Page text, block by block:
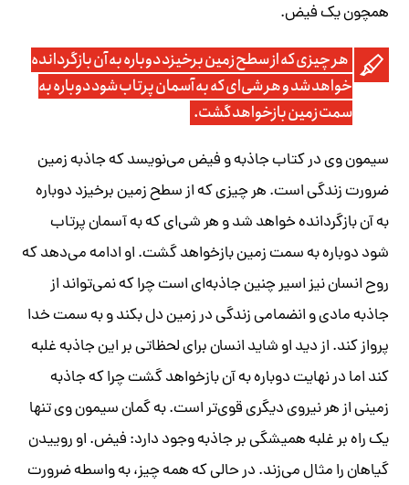
همچون یک فیض.
هر چیزی که از سطح زمین برخیزد دوباره به آن بازگردانده
خواهد شد و هر شی‌ای که به آسمان پرتاب شود دوباره به
سمت زمین بازخواهد گشت.
سیمون وی در کتاب جاذبه و فیض می‌نویسد که جاذبه زمین
ضرورت زندگی است. هر چیزی که از سطح زمین برخیزد دوباره
به آن بازگردانده خواهد شد و هر شی‌ای که به آسمان پرتاب
شود دوباره به سمت زمین بازخواهد گشت. او ادامه می‌دهد که
روح انسان نیز اسیر چنین جاذبه‌ای است چرا که نمی‌تواند از
جاذبه مادی و انضمامی زندگی در زمین دل بکند و به سمت خدا
پرواز کند. از دید او شاید انسان برای لحظاتی بر این جاذبه غلبه
کند اما در نهایت دوباره به آن بازخواهد گشت چرا که جاذبه
زمینی از هر نیروی دیگری قوی‌تر است. به گمان سیمون وی تنها
یک راه بر غلبه همیشگی بر جاذبه وجود دارد: فیض. او روییدن
گیاهان را مثال می‌زند. در حالی که همه چیز، به واسطه ضرورت